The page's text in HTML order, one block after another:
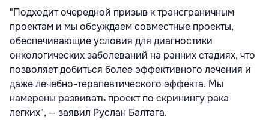
"Подходит очередной призыв к трансграничным
проектам и мы обсуждаем совместные проекты,
обеспечивающие условия для диагностики
онкологических заболеваний на ранних стадиях, что
позволяет добиться более эффективного лечения и
даже лечебно-терапевтического эффекта. Мы
намерены развивать проект по скринингу рака
легких", — заявил Руслан Балтага.